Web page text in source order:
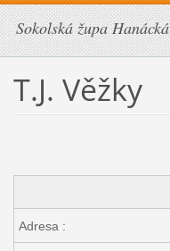
Sokolská župa Hanácká
T.J. Věžky
Adresa :